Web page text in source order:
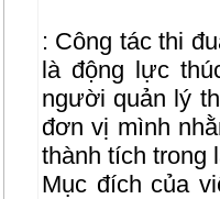
: Công tác thi
là động lực
người quản lý
đơn vị mình
thành tích trong
Mục đích của